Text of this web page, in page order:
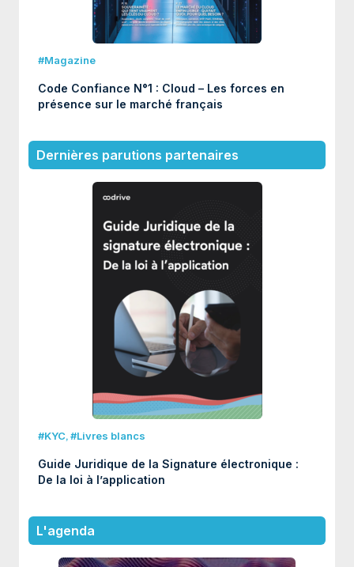
#Magazine
Code Confiance N°1 : Cloud – Les forces en
présence sur le marché français
Dernières parutions partenaires
#KYC,#Livres blancs
Guide Juridique de la Signature électronique :
De la loi à l’application
L'agenda